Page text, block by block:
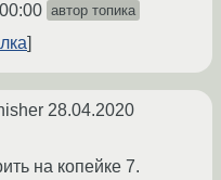
автор топика
28.04.2020
на копейке 7.